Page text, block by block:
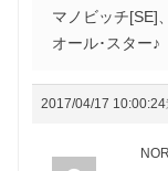
マノビッチ[SE]
オール･スター
2017/04/17 10:00:24